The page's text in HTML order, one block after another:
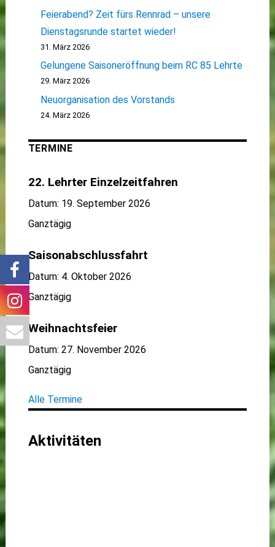
Feierabend? Zeit fürs Rennrad – unsere
Dienstagsrunde startet wieder!
31. März 2026
Gelungene Saisoneröffnung beim RC 85 Lehrte
29. März 2026
Neuorganisation des Vorstands
24. März 2026
TERMINE
22. Lehrter Einzelzeitfahren
Datum: 19. September 2026
Ganztägig
Saisonabschlussfahrt
Datum: 4. Oktober 2026
Ganztägig
Weihnachtsfeier
Datum: 27. November 2026
Ganztägig
Alle Termine
Aktivitäten